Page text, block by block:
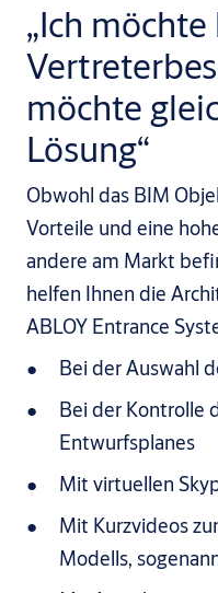
„Ich
möchte
Lösung“
Obwohl das BIM
Vorteile und eine
andere am Markt
helfen Ihnen die
ABLOY Entrance
Bei der Auswahl
Bei der Kontrolle
Entwurfsplanes
Mit virtuellen
Mit Kurzvideos
Modells,